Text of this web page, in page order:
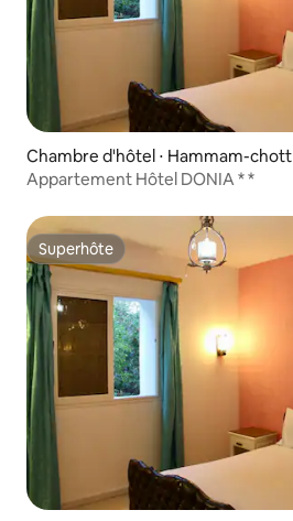
Chambre d'hôtel ⋅ Hammam-chott
Appartement Hôtel DONIA * *
Superhôte
Superhôte